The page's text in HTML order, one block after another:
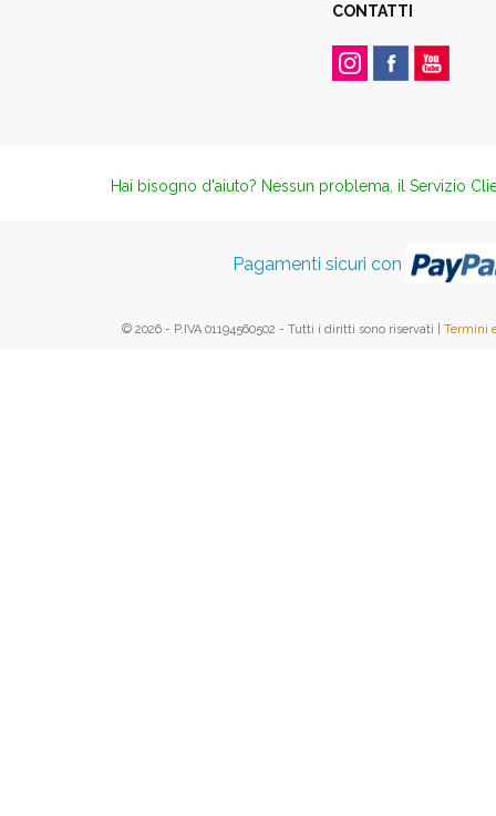
CONTATTI
Hai bisogno d'aiuto? Nessun problema, il Servizio
Pagamenti sicuri con
© 2026 - P.IVA 01194560502 - Tutti i diritti sono riservati | Termini